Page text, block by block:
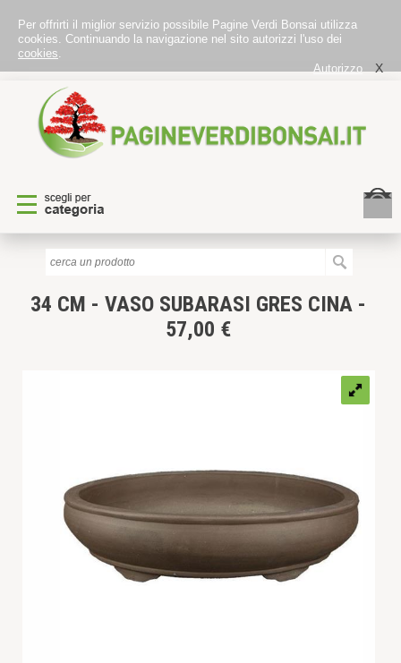
Per offrirti il miglior servizio possibile Pagine Verdi Bonsai utilizza
cookies. Continuando la navigazione nel sito autorizzi l'uso dei
cookies.
Autorizzo
X
34 CM - VASO SUBARASI GRES CINA -
57,00 €